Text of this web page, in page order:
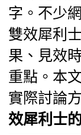
字。不少
雙效犀利
果、見效
重點。本
實際討論
效犀利士